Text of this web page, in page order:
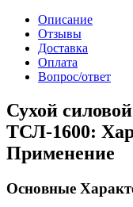
Описание
Отзывы
Доставка
Оплата
Вопрос/ответ
Сухой
ТСЛ-1600:
Применение
Основные